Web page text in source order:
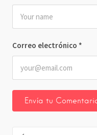
Correo electrónico *